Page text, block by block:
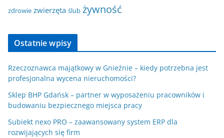
zdrowie zwierzęta ślub żywność
Ostatnie wpisy
Rzeczoznawca majątkowy w Gnieźnie – kiedy potrzebna jest
profesjonalna wycena nieruchomości?
Sklep BHP Gdańsk – partner w wyposażeniu pracowników i
budowaniu bezpiecznego miejsca pracy
Subiekt nexo PRO – zaawansowany system ERP dla
rozwijających się firm